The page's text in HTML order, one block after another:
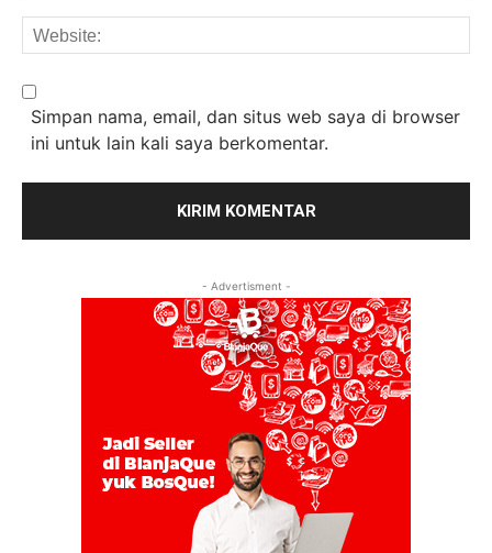
Simpan nama, email, dan situs web saya di browser
ini untuk lain kali saya berkomentar.
- Advertisment -